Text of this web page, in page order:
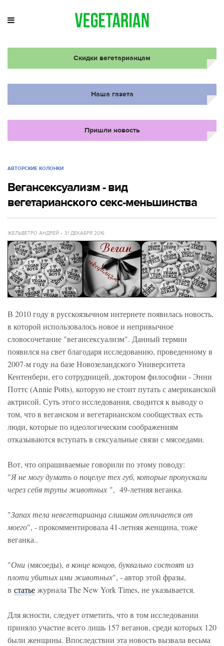
Скидки вегетарианцам
Наша газета
Пришли новость
АВТОРСКИЕ КОЛОНКИ
Вегансексуализм - вид
вегетарианского секс-меньшинства
ЖЕЛЬВЕТРО АНДРЕЙ 31 ДЕКАБРЯ 2016
В 2010 году в русскоязычном интернете появилась новость,
в которой использовалось новое и непривычное
словосочетание "вегансексуализм". Данный термин
появился на свет благодаря исследованию, проведенному в
2007-м году на базе Новозеландского Университета
Кентенбери, его сотрудницей, доктором философии - Энни
Поттс (Annie Potts), которую не стоит путать с американской
актрисой. Суть этого исследования, сводится к выводу о
том, что в веганском и вегетарианском сообществах есть
люди, которые по идеологическим соображениям
отказываются вступать в сексуальные связи с мясоедами.
Вот, что опрашиваемые говорили по этому поводу:
"Я не могу думать о поцелуе тех губ, которые пропускали
через себя трупы животных ", 49-летняя веганка.
"Запах тела невегетарианца слишком отличается от
моего", - прокомментировала 41-летняя женщина, тоже
веганка..
"Они (мясоеды), в конце концов, буквально состоят из
плоти убитых ими животных", - автор этой фразы,
в статье журнала The New York Times, не указывается.
Для ясности, следует отметить, что в том исследовании
приняло участие всего лишь 157 веганов, среди которых 120
были женщины. Впоследствии эта новость вызвала весьма